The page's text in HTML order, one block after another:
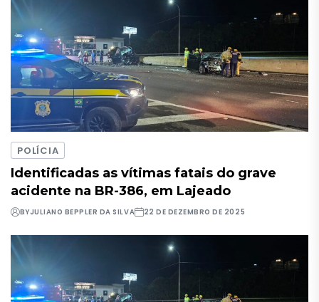
POLÍCIA
Identificadas as vítimas fatais do grave
acidente na BR-386, em Lajeado
BYJULIANO BEPPLER DA SILVA 22 DE DEZEMBRO DE 2025